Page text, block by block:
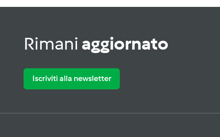
Rimani aggiornato
Iscriviti alla newsletter